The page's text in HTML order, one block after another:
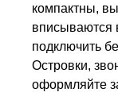
компактны,
вписываются
подключить
Островки,
оформляйте